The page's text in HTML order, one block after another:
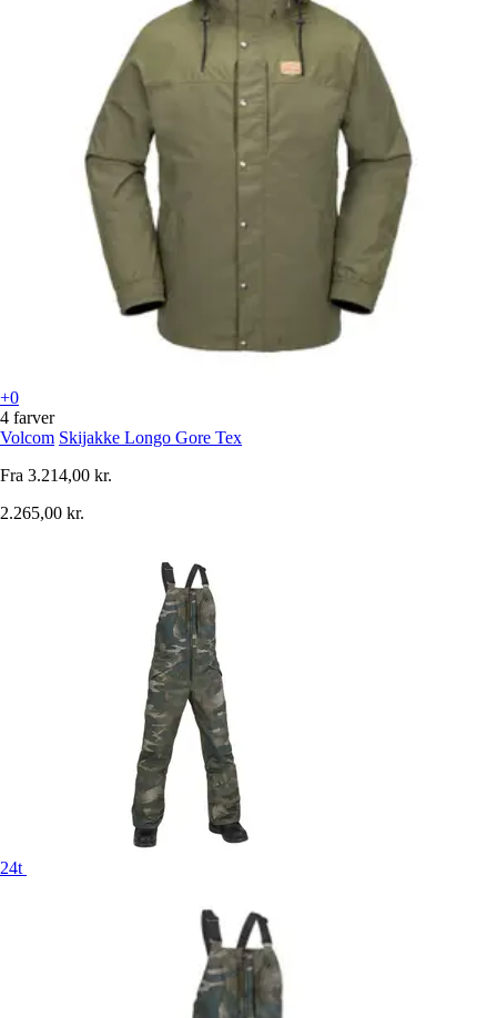
+0
4 farver
Volcom Skijakke Longo Gore Tex
Fra 3.214,00 kr.
2.265,00 kr.
24t